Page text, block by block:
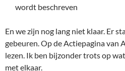
wordt beschreven
En we zijn nog lang niet klaar. Er
gebeuren. Op de Actiepagina van
lezen. Ik ben bijzonder trots op
met elkaar.